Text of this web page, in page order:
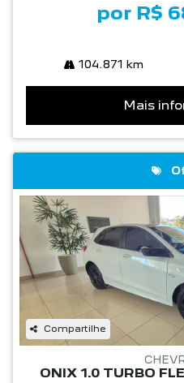
por R$
104.871 km
Mais
Compartilhe
ONIX 1.0 TURBO